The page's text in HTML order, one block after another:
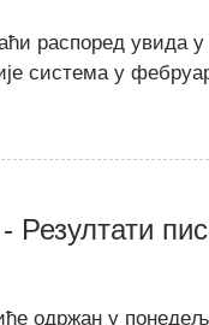
распоред увида
система у
Резултати
одржан у